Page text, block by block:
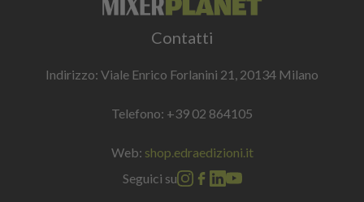
Contatti
Indirizzo: Viale Enrico Forlanini 21, 20134 Milano
Telefono: +39 02 864105
Web: shop.edraedizioni.it
Seguici su